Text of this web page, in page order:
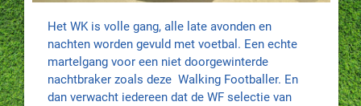
Het WK is volle gang, alle late avonden en
nachten worden gevuld met voetbal. Een echte
martelgang voor een niet doorgewinterde
nachtbraker zoals deze Walking Footballer. En
dan verwacht iedereen dat de WF selectie van